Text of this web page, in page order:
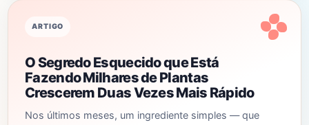
ARTIGO
O Segredo Esquecido que Está
Fazendo Milhares de Plantas
Crescerem Duas Vezes Mais Rápido
Nos últimos meses, um ingrediente simples — que